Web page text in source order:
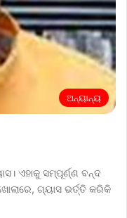
ଅନ୍ୟାନ୍ୟ
ଏହାକୁ ସମ୍ପୂର୍ଣ୍ଣ ବନ୍ଦ
ଗ୍ୟାସ ଭର୍ତ୍ତି କରିକି